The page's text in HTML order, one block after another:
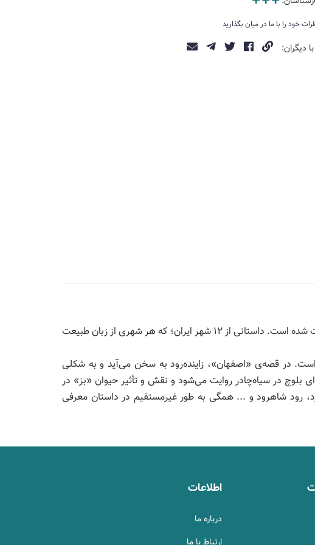
دیگران:
» قصه‌هایی کوتاه درباره‌ی ایران با نثر ساده و روان برای کودکان گروه سنی «ب» و «ج» روایت شده است. داستانی از ۱۲ شهر ایران؛ که هر شهری از زبان طبیعت
در قصه‌ی «اصفهان»، زاینده‌رود به سخن می‌آید و به شکلی
بلوچ در سیاه‌چادر روایت می‌شود و نقش و تأثیر حیوان «بز» در
رود شاهرود و ... همگی به طور غیرمستقیم در داستان معرفی
اطلاعات
درباره ما